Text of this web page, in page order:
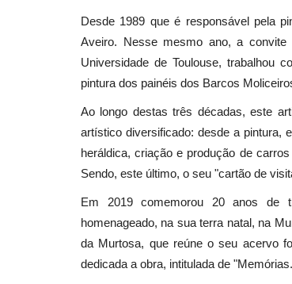
Desde 1989 que é responsável pela
Aveiro. Nesse mesmo ano, a
Universidade de Toulouse, trabalhou
pintura dos painéis dos Barcos
Ao longo destas três décadas, este
artístico diversificado: desde a pintura,
heráldica, criação e produção de
Sendo, este último, o seu "cartão de
Em 2019 comemorou 20 anos de
homenageado, na sua terra natal, na
da Murtosa, que reúne o seu acervo
dedicada a obra, intitulada de
Cultura
Casino Lisboa
Arte “Silêncios e...
Revista Descla Set 11, 2022 2887